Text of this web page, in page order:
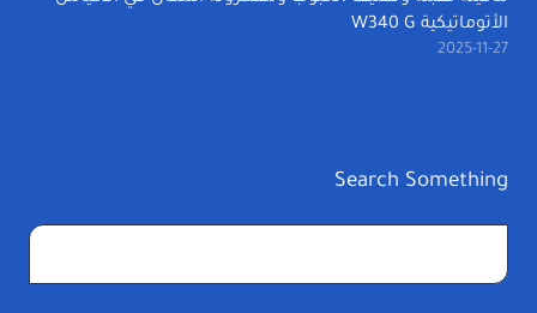
الأتوماتيكية W340 G
2025-11-27
Search Something
عن: